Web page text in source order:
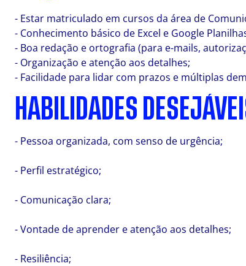
- Estar matriculado em cursos da área de
- Conhecimento básico de Excel e Google
- Boa redação e ortografia (para e-mails,
- Organização e atenção aos detalhes;
- Facilidade para lidar com prazos e múltiplas
HABILIDADES
- Pessoa organizada, com senso de urgência;
- Perfil estratégico;
- Comunicação clara;
- Vontade de aprender e atenção aos detalhes;
- Resiliência;